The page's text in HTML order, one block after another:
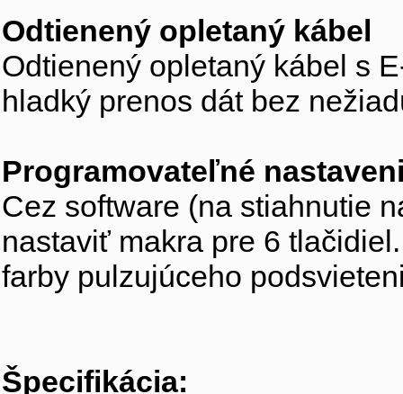
Odtienený opletaný kábel
Odtienený opletaný kábel s
hladký prenos dát bez
Programovateľné
Cez software (na stiahnutie
nastaviť makra pre 6
farby pulzujúceho
Špecifikácia: